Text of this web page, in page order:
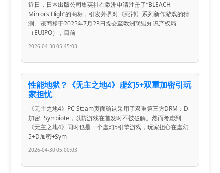
近日，日本出版公司集英社在欧洲申请注册了“BLEACH
Mirrors High”的商标，引发外界对《死神》系列新作游戏的猜
测。该商标于2025年7月23日提交至欧洲联盟知识产权局
（EUIPO），目前
2026-04-30 05:45:03
性能地狱？《无主之地4》虚幻5+双重加密引玩
家担忧
《无主之地4》PC Steam页面确认采用了双重第三方DRM：D
加密+Symbiote，以防游戏在首发时不被破解。然而考虑到
《无主之地4》同时也是一个虚幻5引擎游戏，玩家担心在虚幻
5+D加密+Sym
2026-04-30 05:00:03